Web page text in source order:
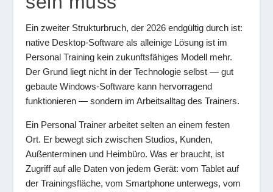
Ein zweiter Strukturbruch, der 2026 endgültig durch ist:
native Desktop-Software als alleinige Lösung ist im
Personal Training kein zukunftsfähiges Modell mehr.
Der Grund liegt nicht in der Technologie selbst — gut
gebaute Windows-Software kann hervorragend
funktionieren — sondern im Arbeitsalltag des Trainers.
Ein Personal Trainer arbeitet selten an einem festen
Ort. Er bewegt sich zwischen Studios, Kunden,
Außenterminen und Heimbüro. Was er braucht, ist
Zugriff auf alle Daten von jedem Gerät: vom Tablet auf
der Trainingsfläche, vom Smartphone unterwegs, vom